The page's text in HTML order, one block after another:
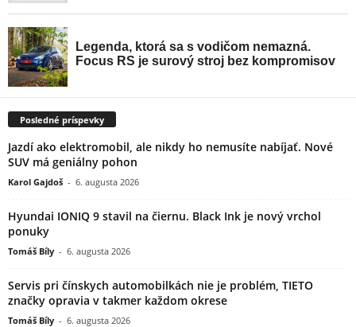
Posledné príspevky
Jazdí ako elektromobil, ale nikdy ho nemusíte nabíjať. Nové
SUV má geniálny pohon
Karol Gajdoš - 6. augusta 2026
Hyundai IONIQ 9 stavil na čiernu. Black Ink je nový vrchol
ponuky
Tomáš Bíly - 6. augusta 2026
Servis pri čínskych automobilkách nie je problém, TIETO
značky opravia v takmer každom okrese
Tomáš Bíly - 6. augusta 2026